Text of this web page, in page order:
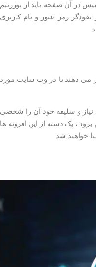
در آن صفحه باید از یوزرنیم
رمز عبور و نام کاربری
می دهند تا در وب سایت مورد
نیاز و سلیقه خود آن را شخصی
، یک دسته از این افرونه ها
خواهید شد